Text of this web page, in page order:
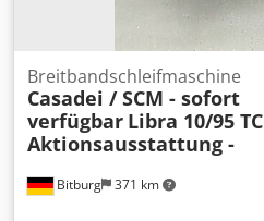
Bitburg 371 km
Breitbandschleifmaschine
Casadei / SCM - sofort
verfügbar Libra 10/95 TC
Aktionsausstattung -